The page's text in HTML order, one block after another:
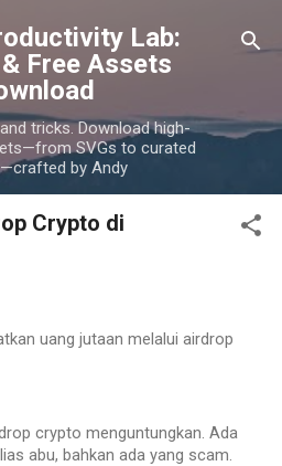
main content
Lab:
Free Assets
tricks. Download high-
SVGs to curated
by Andy
Crypto di
uang jutaan melalui airdrop
crypto menguntungkan. Ada
abu, bahkan ada yang scam.